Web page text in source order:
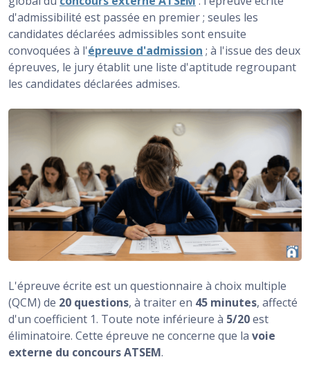
Se préparer à l'écrit d'admissibilité du concours
externe ATSEM
d'admissibilité est passée en premier ; seules les
candidates déclarées admissibles sont ensuite
convoquées à l'épreuve d'admission ; à l'issue des deux
épreuves, le jury établit une liste d'aptitude regroupant
les candidates déclarées admises.
L'épreuve écrite est un questionnaire à choix multiple
(QCM) de 20 questions, à traiter en 45 minutes, affecté
d'un coefficient 1. Toute note inférieure à 5/20est
éliminatoire. Cette épreuve ne concerne que la voie
externe du concoursATSEM.